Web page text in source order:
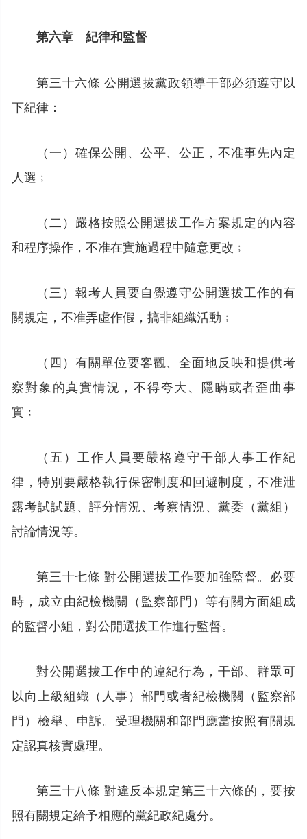
第六章 紀律和監督
第三十六條 公開選拔黨政領導干部必須遵守以
下紀律：
（一）確保公開、公平、公正，不准事先內定
人選﹔
（二）嚴格按照公開選拔工作方案規定的內容
和程序操作，不准在實施過程中隨意更改﹔
（三）報考人員要自覺遵守公開選拔工作的有
關規定，不准弄虛作假，搞非組織活動﹔
（四）有關單位要客觀、全面地反映和提供考
察對象的真實情況，不得夸大、隱瞞或者歪曲事
實﹔
（五）工作人員要嚴格遵守干部人事工作紀
律，特別要嚴格執行保密制度和回避制度，不准泄
露考試試題、評分情況、考察情況、黨委（黨組）
討論情況等。
第三十七條 對公開選拔工作要加強監督。必要
時，成立由紀檢機關（監察部門）等有關方面組成
的監督小組，對公開選拔工作進行監督。
對公開選拔工作中的違紀行為，干部、群眾可
以向上級組織（人事）部門或者紀檢機關（監察部
門）檢舉、申訴。受理機關和部門應當按照有關規
定認真核實處理。
第三十八條 對違反本規定第三十六條的，要按
照有關規定給予相應的黨紀政紀處分。